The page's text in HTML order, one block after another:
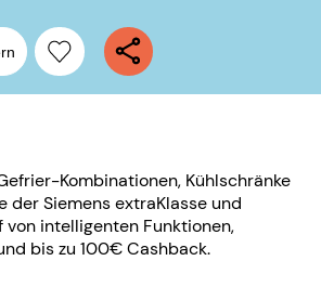
Kombinationen, Kühlschränke
der Siemens extraKlasse und
intelligenten Funktionen,
bis zu 100€ Cashback.